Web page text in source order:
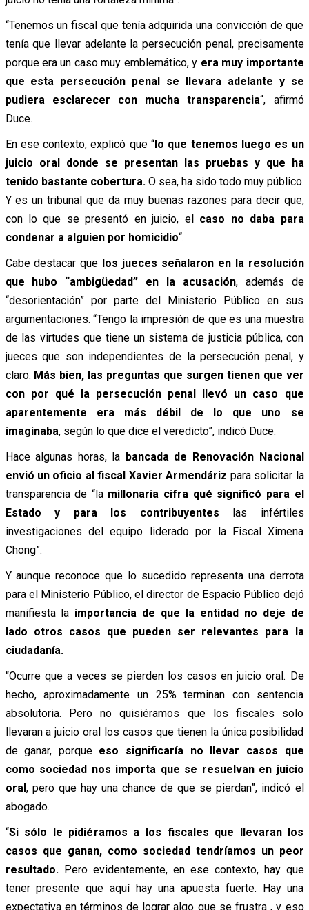
“Tenemos un fiscal que tenía adquirida una convicción de que
tenía que llevar adelante la persecución penal, precisamente
porque era un caso muy emblemático, y era muy importante
que esta persecución penal se llevara adelante y se
pudiera esclarecer con mucha transparencia“, afirmó
Duce.
En ese contexto, explicó que “lo que tenemos luego es un
juicio oral donde se presentan las pruebas y que ha
tenido bastante cobertura. O sea, ha sido todo muy público.
Y es un tribunal que da muy buenas razones para decir que,
con lo que se presentó en juicio, el caso no daba para
condenar a alguien por homicidio“.
Cabe destacar que los jueces señalaron en la resolución
que hubo “ambigüedad” en la acusación, además de
“desorientación” por parte del Ministerio Público en sus
argumentaciones. “Tengo la impresión de que es una muestra
de las virtudes que tiene un sistema de justicia pública, con
jueces que son independientes de la persecución penal, y
claro. Más bien, las preguntas que surgen tienen que ver
con por qué la persecución penal llevó un caso que
aparentemente era más débil de lo que uno se
imaginaba, según lo que dice el veredicto”, indicó Duce.
Hace algunas horas, la bancada de Renovación Nacional
envió un oficio al fiscal Xavier Armendáriz para solicitar la
transparencia de “la millonaria cifra qué significó para el
Estado y para los contribuyentes las infértiles
investigaciones del equipo liderado por la Fiscal Ximena
Chong”.
Y aunque reconoce que lo sucedido representa una derrota
para el Ministerio Público, el director de Espacio Público dejó
manifiesta la importancia de que la entidad no deje de
lado otros casos que pueden ser relevantes para la
ciudadanía.
“Ocurre que a veces se pierden los casos en juicio oral. De
hecho, aproximadamente un 25% terminan con sentencia
absolutoria. Pero no quisiéramos que los fiscales solo
llevaran a juicio oral los casos que tienen la única posibilidad
de ganar, porque eso significaría no llevar casos que
como sociedad nos importa que se resuelvan en juicio
oral, pero que hay una chance de que se pierdan”, indicó el
abogado.
“Si sólo le pidiéramos a los fiscales que llevaran los
casos que ganan, como sociedad tendríamos un peor
resultado. Pero evidentemente, en ese contexto, hay que
tener presente que aquí hay una apuesta fuerte. Hay una
expectativa en términos de lograr algo que se frustra , y eso